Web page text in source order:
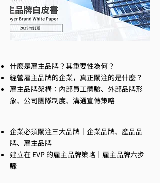
什麼是雇主品牌？其重要性為何？
經營雇主品牌的企業，真正關注的是什麼？
雇主品牌架構：內部員工體驗、外部品牌形
象、公司團隊制度、溝通宣傳策略
企業必須關注三大品牌｜企業品牌、產品品
牌、雇主品牌
建立在 EVP 的雇主品牌策略｜雇主品牌六步
驟